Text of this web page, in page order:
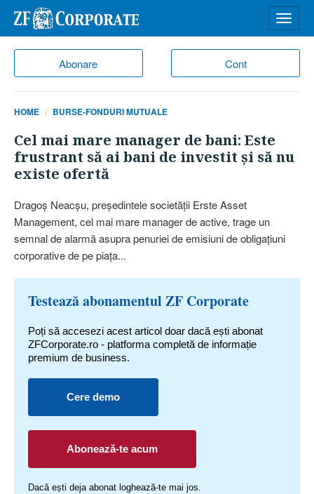
Abonare Cont
meniu
HOME BURSE-FONDURI MUTUALE
Cel mai mare manager de bani: Este
frustrant să ai bani de investit şi să nu
existe ofertă
Dragoş Neacşu, preşedintele societăţii Erste Asset
Management, cel mai mare manager de active, trage un
semnal de alarmă asupra penuriei de emisiuni de obligaţiuni
corporative de pe piaţa...
Testează abonamentul ZF Corporate
Poți să accesezi acest articol doar dacă ești abonat
ZFCorporate.ro - platforma completă de informație
premium de business.
Cere demo
Abonează-te acum
Dacă ești deja abonat loghează-te mai jos.